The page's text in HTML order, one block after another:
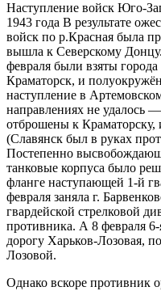
Наступление войск Юго-
1943 года В результате
войск по р.Красная была
вышла к Северскому
февраля были взяты
Краматорск, и
наступление в
направлениях не удалось
отброшены к Краматорску,
(Славянск был в руках
Постепенно
танковые корпуса было
фланге наступающей 1-й
февраля заняла г.
гвардейской стрелковой
противника. А 8 февраля
дорогу Харьков-Лозовая,
Лозовой.
Однако вскоре противник